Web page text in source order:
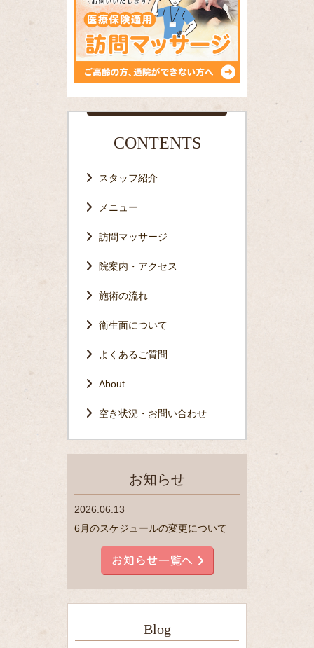
CONTENTS
スタッフ紹介
メニュー
訪問マッサージ
院案内・アクセス
施術の流れ
衛生面について
よくあるご質問
About
空き状況・お問い合わせ
お知らせ
2026.06.13
6月のスケジュールの変更について
Blog